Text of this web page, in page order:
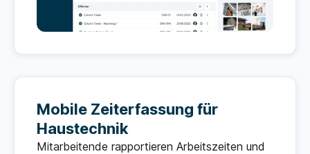
Mobile Zeiterfassung für
Haustechnik
Mitarbeitende rapportieren Arbeitszeiten und